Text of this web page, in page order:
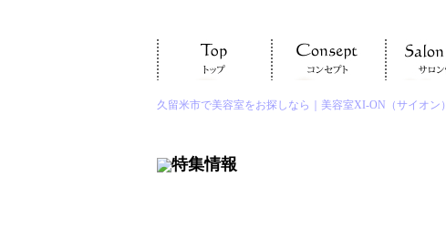
久留米市で美容室をお探しなら｜美容室XI-ON（サイオン）